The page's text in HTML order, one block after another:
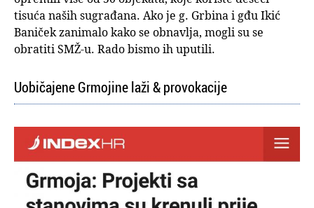
tisuća naših sugrađana. Ako je g. Grbina i gđu Ikić
Baniček zanimalo kako se obnavlja, mogli su se
obratiti SMŽ-u. Rado bismo ih uputili.
Uobičajene Grmojine laži & provokacije